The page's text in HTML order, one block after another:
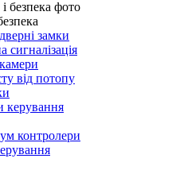
замки
сигналізація
від потопу
керування
контролери